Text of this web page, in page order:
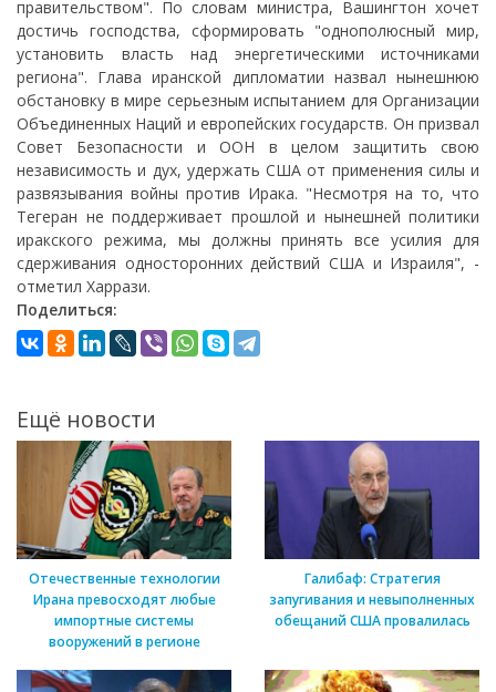
правительством". По словам министра, Вашингтон хочет
достичь господства, сформировать "однополюсный мир,
установить власть над энергетическими источниками
региона". Глава иранской дипломатии назвал нынешнюю
обстановку в мире серьезным испытанием для Организации
Объединенных Наций и европейских государств. Он призвал
Совет Безопасности и ООН в целом защитить свою
независимость и дух, удержать США от применения силы и
развязывания войны против Ирака. "Несмотря на то, что
Тегеран не поддерживает прошлой и нынешней политики
иракского режима, мы должны принять все усилия для
сдерживания односторонних действий США и Израиля", -
отметил Харрази.
Поделиться:
Ещё новости
Отечественные технологии
Ирана превосходят любые
импортные системы
вооружений в регионе
Галибаф: Стратегия
запугивания и невыполненных
обещаний США провалилась